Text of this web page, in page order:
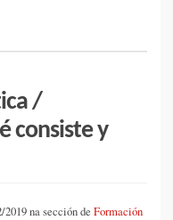
/
consiste y
2019 na sección de Formación